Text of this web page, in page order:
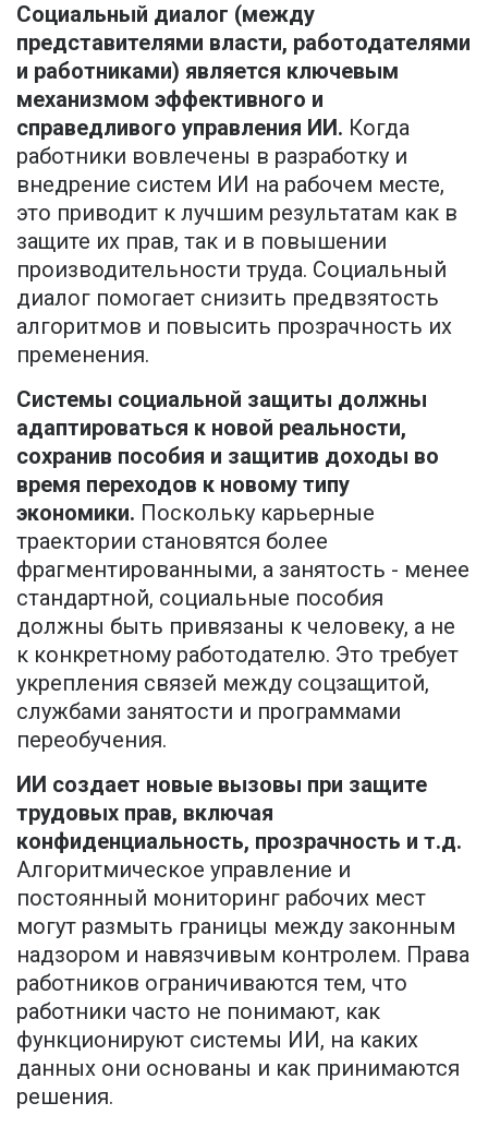
Социальный диалог (между
представителями власти, работодателями
и работниками) является ключевым
механизмом эффективного и
справедливого управления ИИ. Когда
работники вовлечены в разработку и
внедрение систем ИИ на рабочем месте,
это приводит к лучшим результатам как в
защите их прав, так и в повышении
производительности труда. Социальный
диалог помогает снизить предвзятость
алгоритмов и повысить прозрачность их
пременения.
Системы социальной защиты должны
адаптироваться к новой реальности,
сохранив пособия и защитив доходы во
время переходов к новому типу
экономики. Поскольку карьерные
траектории становятся более
фрагментированными, а занятость - менее
стандартной, социальные пособия
должны быть привязаны к человеку, а не
к конкретному работодателю. Это требует
укрепления связей между соцзащитой,
службами занятости и программами
переобучения.
ИИ создает новые вызовы при защите
трудовых прав, включая
конфиденциальность, прозрачность и т.д.
Алгоритмическое управление и
постоянный мониторинг рабочих мест
могут размыть границы между законным
надзором и навязчивым контролем. Права
работников ограничиваются тем, что
работники часто не понимают, как
функционируют системы ИИ, на каких
данных они основаны и как принимаются
решения.